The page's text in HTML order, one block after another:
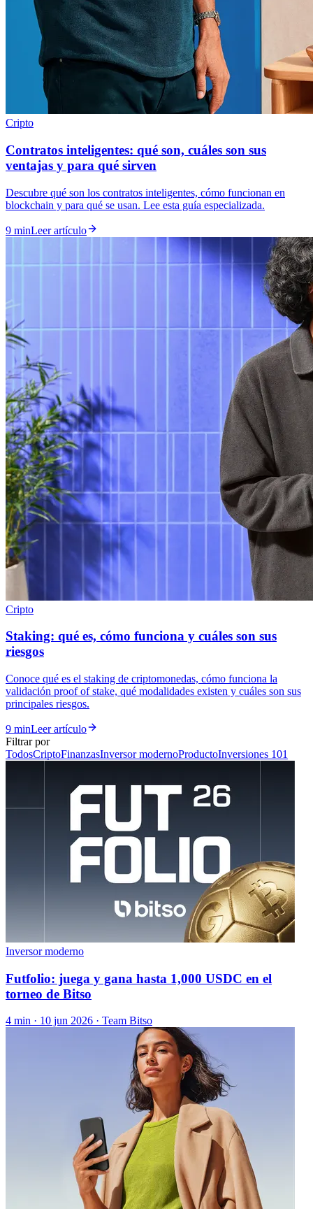
Cripto
Contratos inteligentes: qué son, cuáles son sus
ventajas y para qué sirven
Descubre qué son los contratos inteligentes, cómo funcionan en
blockchain y para qué se usan. Lee esta guía especializada.
9 minLeer artículo
Cripto
Staking: qué es, cómo funciona y cuáles son sus
riesgos
Conoce qué es el staking de criptomonedas, cómo funciona la
validación proof of stake, qué modalidades existen y cuáles son sus
principales riesgos.
9 minLeer artículo
Filtrar por
TodosCriptoFinanzasInversor modernoProductoInversiones 101
Inversor moderno
Futfolio: juega y gana hasta 1,000 USDC en el
torneo de Bitso
4 min · 10 jun 2026 · Team Bitso